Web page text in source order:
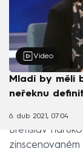
Video
Mladí by měli
neřeknu
6. dub 2021, 07:04
Břetislav